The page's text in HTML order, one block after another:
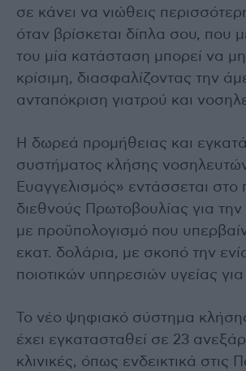
σε κάνει να νιώθεις
όταν βρίσκεται δίπλα σου, που
του μία κατάσταση μπορεί να
κρίσιμη, διασφαλίζοντας την
ανταπόκριση γιατρού και
Η δωρεά προμήθειας και
συστήματος κλήσης
Ευαγγελισμός» εντάσσεται στο
διεθνούς Πρωτοβουλίας για την
με προϋπολογισμό που
εκατ. δολάρια, με σκοπό την
ποιοτικών υπηρεσιών υγείας
Το νέο ψηφιακό σύστημα
έχει εγκατασταθεί σε 23
κλινικές, όπως ενδεικτικά στις